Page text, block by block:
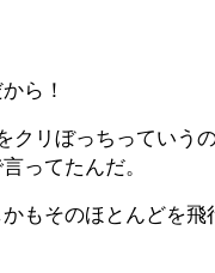
ら！
クリぼっちっていう
ってたんだ。
もそのほとんどを